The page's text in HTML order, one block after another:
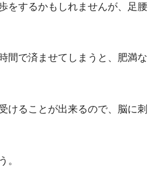
をするかもしれませんが、足腰
間で済ませてしまうと、肥満な
けることが出来るので、脳に刺
。